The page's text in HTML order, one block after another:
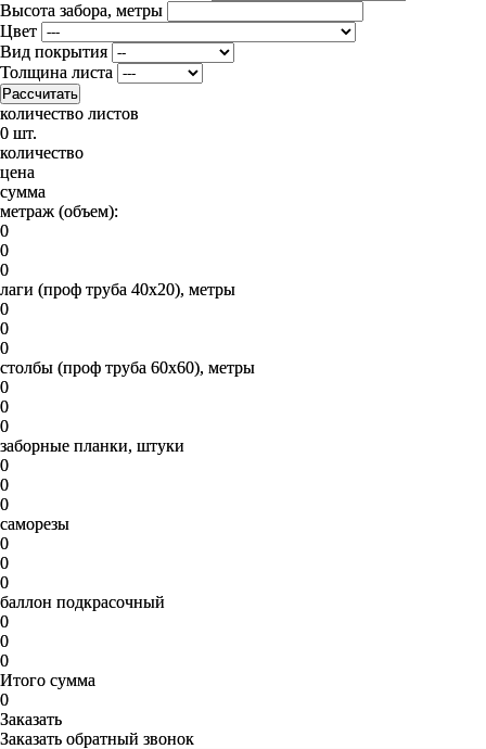
Высота забора, метры
Цвет
Вид покрытия
Толщина листа
Рассчитать
количество листов
0 шт.
количество
цена
сумма
метраж (объем):
0
0
0
лаги (проф труба 40х20), метры
0
0
0
столбы (проф труба 60х60), метры
0
0
0
заборные планки, штуки
0
0
0
саморезы
0
0
0
баллон подкрасочный
0
0
0
Итого сумма
0
Заказать
Заказать обратный звонок